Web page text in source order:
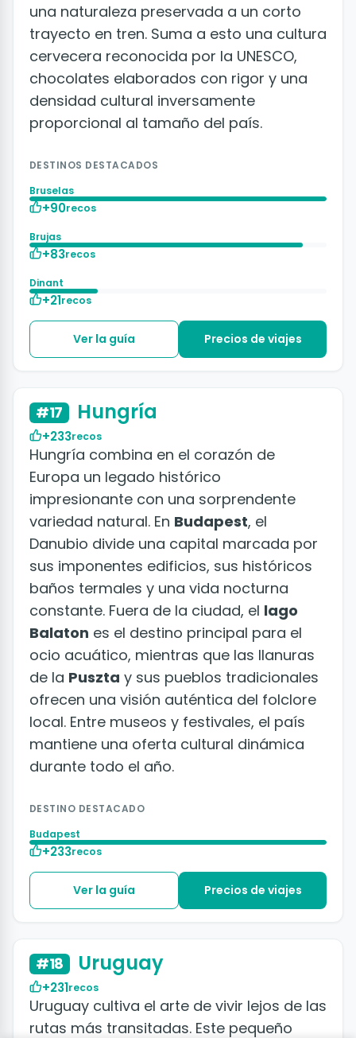
una naturaleza preservada a un corto
trayecto en tren. Suma a esto una cultura
cervecera reconocida por la UNESCO,
chocolates elaborados con rigor y una
densidad cultural inversamente
proporcional al tamaño del país.
DESTINOS DESTACADOS
Bruselas
+90recos
Brujas
+83recos
Dinant
+21recos
Ver la guía Precios de viajes
#17 Hungría
+233recos
Hungría combina en el corazón de
Europa un legado histórico
impresionante con una sorprendente
variedad natural. En Budapest, el
Danubio divide una capital marcada por
sus imponentes edificios, sus históricos
baños termales y una vida nocturna
constante. Fuera de la ciudad, el lago
Balaton es el destino principal para el
ocio acuático, mientras que las llanuras
de la Puszta y sus pueblos tradicionales
ofrecen una visión auténtica del folclore
local. Entre museos y festivales, el país
mantiene una oferta cultural dinámica
durante todo el año.
DESTINO DESTACADO
Budapest
+233recos
Ver la guía Precios de viajes
#18 Uruguay
+231recos
Uruguay cultiva el arte de vivir lejos de las
rutas más transitadas. Este pequeño